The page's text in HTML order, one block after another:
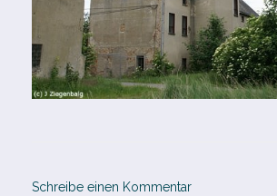
Schreibe einen Kommentar